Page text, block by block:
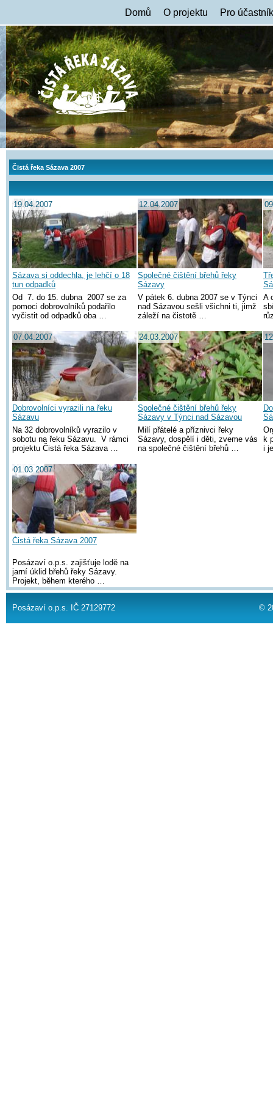
Domů O projektu Pro
Čistá řeka Sázava 2007
19.04.2007
Sázava si oddechla, je lehčí o 18
tun odpadků
Od 7. do 15. dubna 2007 se za
pomoci dobrovolníků podařilo
vyčistit od odpadků oba …
12.04.2007
Společné čištění břehů řeky
Sázavy
V pátek 6. dubna 2007 se v Týnci
nad Sázavou sešli všichni ti, jimž
záleží na čistotě …
A
07.04.2007
Dobrovolníci vyrazili na řeku
Sázavu
Na 32 dobrovolníků vyrazilo v
sobotu na řeku Sázavu. V rámci
projektu Čistá řeka Sázava …
24.03.2007
Společné čištění břehů řeky
Sázavy v Týnci nad Sázavou
Milí přátelé a příznivci řeky
Sázavy, dospělí i děti, zveme vás
na společné čištění břehů …
k
i
01.03.2007
Čistá řeka Sázava 2007
Posázaví o.p.s. zajišťuje lodě na
jarní úklid břehů řeky Sázavy.
Projekt, během kterého …
Posázaví o.p.s. IČ 27129772 ©